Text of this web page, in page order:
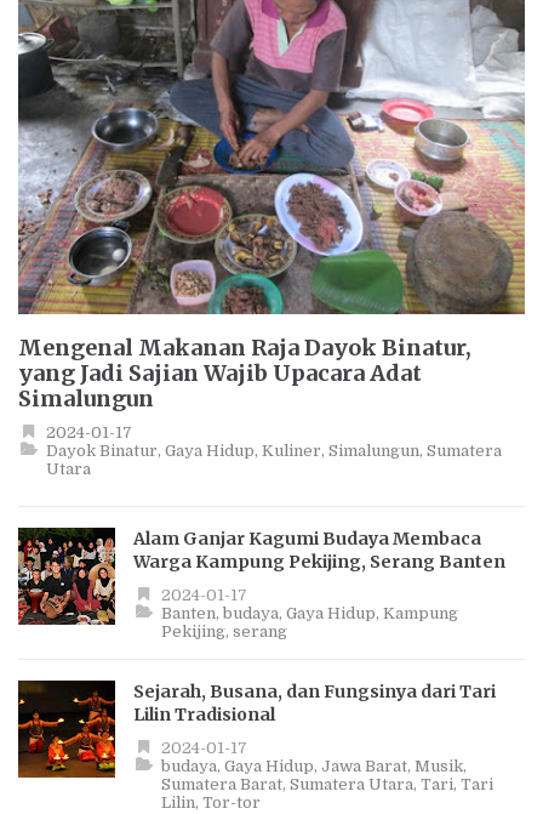
Mengenal Makanan Raja Dayok Binatur,
yang Jadi Sajian Wajib Upacara Adat
Simalungun
2024-01-17
Dayok Binatur Gaya Hidup Kuliner Simalungun Sumatera
Utara
Alam Ganjar Kagumi Budaya Membaca
Warga Kampung Pekijing, Serang Banten
2024-01-17
Banten budaya Gaya Hidup Kampung
Pekijing serang
Sejarah, Busana, dan Fungsinya dari Tari
Lilin Tradisional
2024-01-17
budaya Gaya Hidup Jawa Barat Musik
Sumatera Barat Sumatera Utara Tari Tari
Lilin Tor-tor